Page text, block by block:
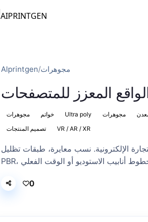
AIPRINTGEN
AIprintgen/مجوهرات
المعزز للمتصفحات
مجوهرات خواتم Ultra poly مجوهرات
تصميم المنتجات
VR / AR / XR
الإلكترونية. نسب معايرة، طبقات تظليل
0